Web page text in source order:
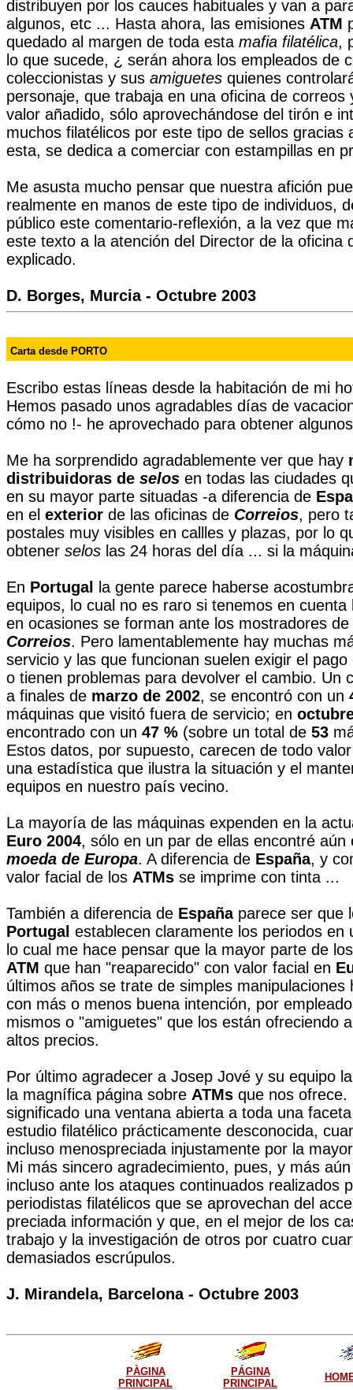
distribuyen por los cauces habituales y van a
algunos, etc ... Hasta ahora, las emisiones ATM
quedado al margen de toda esta mafia filatélica,
lo que sucede, ¿ serán ahora los empleados de
coleccionistas y sus amiguetes quienes
personaje, que trabaja en una oficina de correos
valor añadido, sólo aprovechándose del tirón e
muchos filatélicos por este tipo de sellos gracias
esta, se dedica a comerciar con estampillas en
Me asusta mucho pensar que nuestra afición
realmente en manos de este tipo de individuos,
público este comentario-reflexión, a la vez que
este texto a la atención del Director de la oficina
explicado.
D. Borges, Murcia - Octubre 2003
Carta desde PORTO
Escribo estas líneas desde la habitación de mi
Hemos pasado unos agradables días de
cómo no !- he aprovechado para obtener
Me ha sorprendido agradablemente ver que hay
distribuidoras de selos en todas las ciudades
en su mayor parte situadas -a diferencia de
en el exterior de las oficinas de Correios, pero
postales muy visibles en callles y plazas, por lo
obtener selos las 24 horas del día ... si la
En Portugal
la gente parece haberse
equipos, lo cual no es raro si tenemos en cuenta
en ocasiones se forman ante los mostradores
Correios. Pero lamentablemente hay muchas
servicio y las que funcionan suelen exigir el
o tienen problemas para devolver el cambio. Un
a finales de marzo de 2002, se encontró con un
máquinas que visitó fuera de servicio; en
encontrado con un 47 % (sobre un total de 53
Estos datos, por supuesto, carecen de todo
una estadística que ilustra la situación y el
equipos en nuestro país vecino.
La mayoría de las máquinas expenden en la
Euro 2004, sólo en un par de ellas encontré
moeda de Europa. A diferencia de España, y
valor facial de los ATMs se imprime con tinta ...
También a diferencia de Españaparece ser que
Portugal establecen claramente los periodos en
lo cual me hace pensar que la mayor parte de
ATM que han "reaparecido" con valor facial en
últimos años se trate de simples manipulaciones
con más o menos buena intención, por
mismos o "amiguetes" que los están ofreciendo
altos precios.
Por último agradecer a Josep Jové y su equipo
la magnífica página sobre ATMs que nos
significado una ventana abierta a toda una
estudio filatélico prácticamente desconocida,
incluso menospreciada injustamente por la
Mi más sincero agradecimiento, pues, y más
incluso ante los ataques continuados realizados
periodistas filatélicos que se aprovechan del
preciada información y que, en el mejor de los
trabajo y la investigación de otros por cuatro
demasiados escrúpulos.
J. Mirandela, Barcelona - Octubre 2003
PÀGINA
PRINCIPAL
PÁGINA
PRINCIPAL